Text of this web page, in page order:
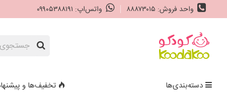
واحد فروش: ۸۸۸۷۳۰۱۵ واتس‌اپ: ۰۹۹۰۵۳۸۸۱۹۱
دسته‌بندی‌ها تخفیف‌ها و